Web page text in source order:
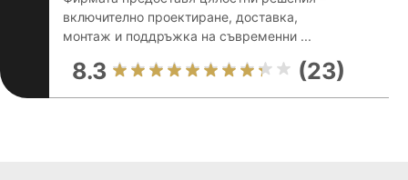
включително проектиране, доставка,
монтаж и поддръжка на съвременни ...
8.3 (23)